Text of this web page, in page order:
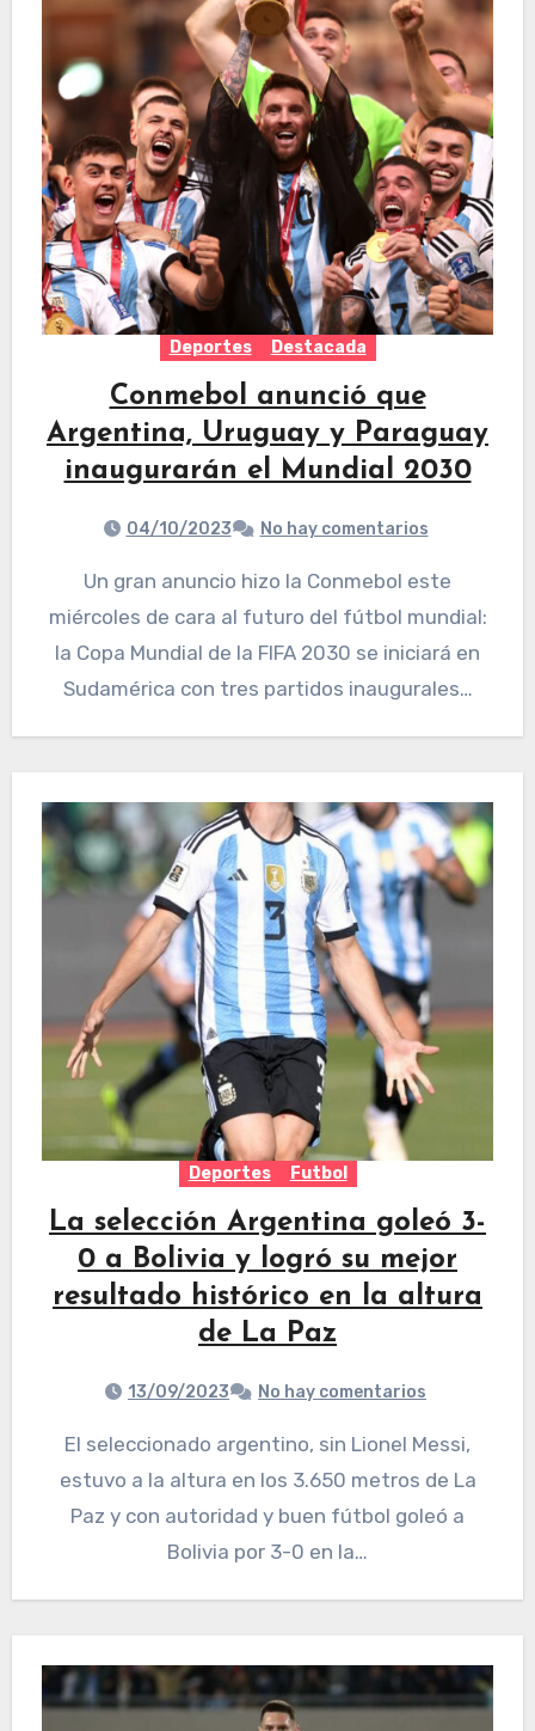
Deportes Destacada
Conmebol anunció que
Argentina, Uruguay y Paraguay
inaugurarán el Mundial 2030
04/10/2023 No hay comentarios
Un gran anuncio hizo la Conmebol este
miércoles de cara al futuro del fútbol mundial:
la Copa Mundial de la FIFA 2030 se iniciará en
Sudamérica con tres partidos inaugurales…
Deportes Futbol
La selección Argentina goleó 3-
0 a Bolivia y logró su mejor
resultado histórico en la altura
de La Paz
13/09/2023 No hay comentarios
El seleccionado argentino, sin Lionel Messi,
estuvo a la altura en los 3.650 metros de La
Paz y con autoridad y buen fútbol goleó a
Bolivia por 3-0 en la…